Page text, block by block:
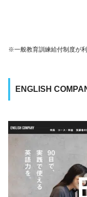
※一般教育訓練給付制度が
ENGLISH